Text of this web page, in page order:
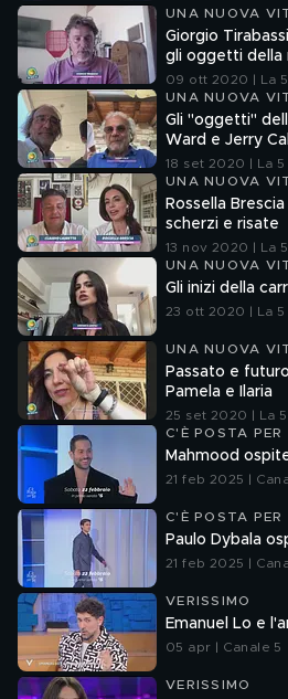
UNA NUOVA
Giorgio
gli oggetti della
09 ott 2020 | La 5
UNA NUOVA
Gli "oggetti"
Ward e Jerry
18 set 2020 | La 5
UNA NUOVA
Rossella
scherzi e risate
13 nov 2020 | La 5
UNA NUOVA
Gli inizi della
23 ott 2020 | La 5
UNA NUOVA
Passato e
Pamela e Ilaria
25 set 2020 | La 5
C'È POSTA PER
Mahmood
21 feb 2025 |
C'È POSTA PER
Paulo Dybala
21 feb 2025 |
VERISSIMO
Emanuel Lo e
05 apr | Canale 5
VERISSIMO